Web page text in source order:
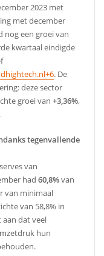
2023 met
met december
nog een groei van
kwartaal eindigde
. De
deze sector
groei van+3,36%,
tegenvallende
van
had60,8%van
van minimaal
van 58,8% in
aan dat veel
hun